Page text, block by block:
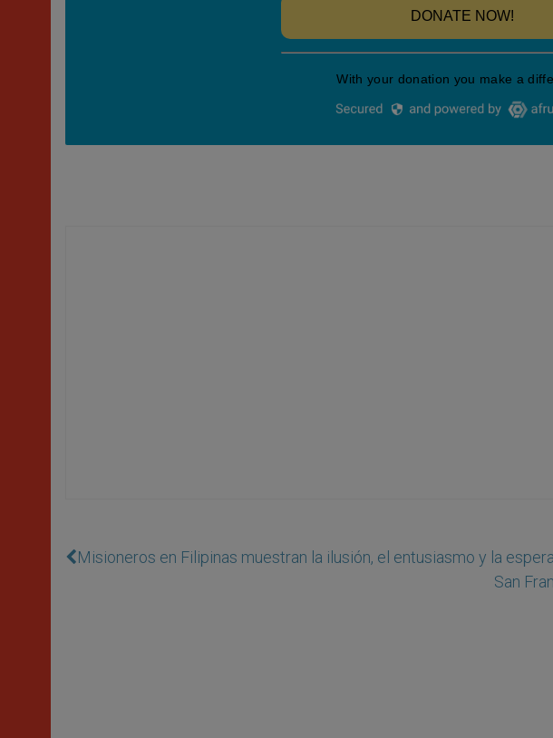
Misioneros en Filipinas muestran la ilusión, el entusiasmo y la
San